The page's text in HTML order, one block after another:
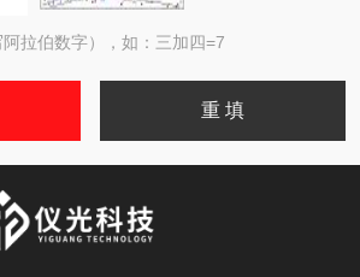
拉伯数字），如：三加四=7